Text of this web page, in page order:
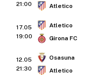
21:00
Atletico
17.05
19:00
Atletico
Girona FC
12.05
21:30
Osasuna
Atletico